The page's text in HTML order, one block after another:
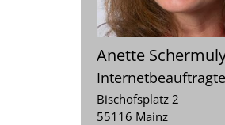
Anette
Internetbeauftragte
Bischofsplatz 2
55116 Mainz